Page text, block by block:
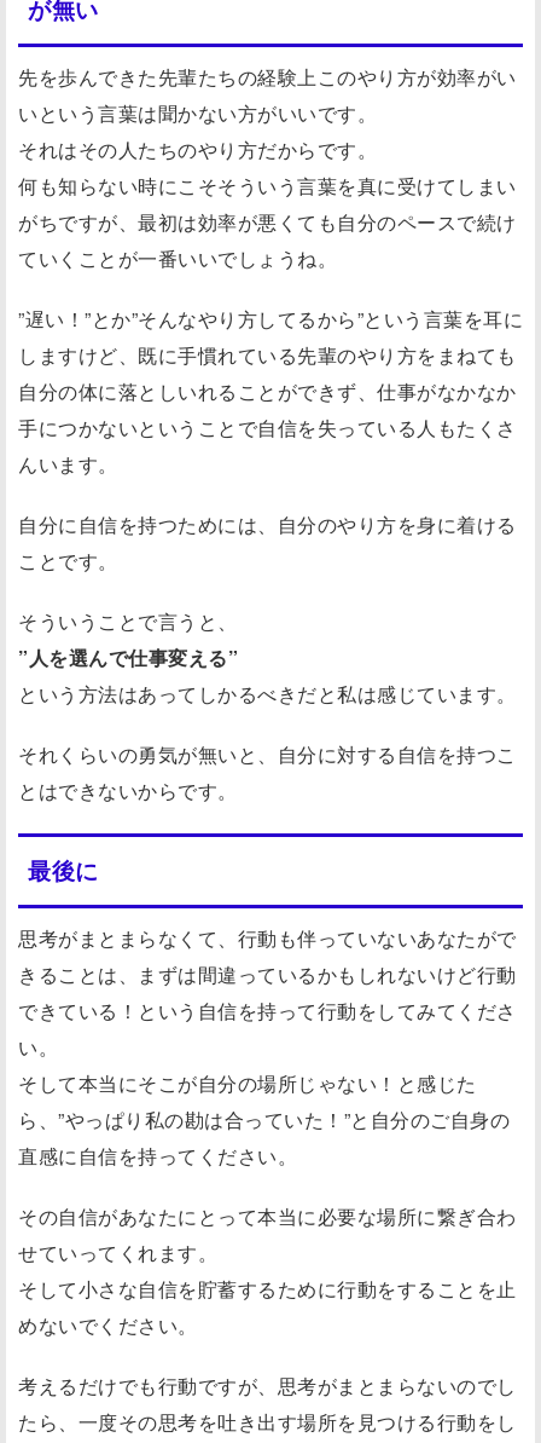
が無い
先を歩んできた先輩たちの経験上このやり方が効率がい
いという言葉は聞かない方がいいです。
それはその人たちのやり方だからです。
何も知らない時にこそそういう言葉を真に受けてしまい
がちですが、最初は効率が悪くても自分のペースで続け
ていくことが一番いいでしょうね。
”遅い！”とか”そんなやり方してるから”という言葉を耳に
しますけど、既に手慣れている先輩のやり方をまねても
自分の体に落としいれることができず、仕事がなかなか
手につかないということで自信を失っている人もたくさ
んいます。
自分に自信を持つためには、自分のやり方を身に着ける
ことです。
そういうことで言うと、
”人を選んで仕事変える”
という方法はあってしかるべきだと私は感じています。
それくらいの勇気が無いと、自分に対する自信を持つこ
とはできないからです。
最後に
思考がまとまらなくて、行動も伴っていないあなたがで
きることは、まずは間違っているかもしれないけど行動
できている！という自信を持って行動をしてみてくださ
い。
そして本当にそこが自分の場所じゃない！と感じた
ら、”やっぱり私の勘は合っていた！”と自分のご自身の
直感に自信を持ってください。
その自信があなたにとって本当に必要な場所に繋ぎ合わ
せていってくれます。
そして小さな自信を貯蓄するために行動をすることを止
めないでください。
考えるだけでも行動ですが、思考がまとまらないのでし
たら、一度その思考を吐き出す場所を見つける行動をし